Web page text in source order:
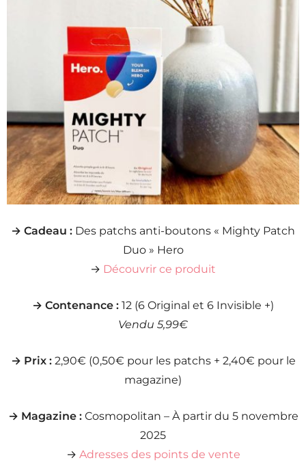
→ Cadeau : Des patchs anti-boutons « Mighty Patch
Duo » Hero
→ Découvrir ce produit
→ Contenance : 12 (6 Original et 6 Invisible +)
Vendu 5,99€
→ Prix :2,90€ (0,50€ pour les patchs + 2,40€ pour le
magazine)
→ Magazine :Cosmopolitan – À partir du 5 novembre
2025
→ Adresses des points de vente